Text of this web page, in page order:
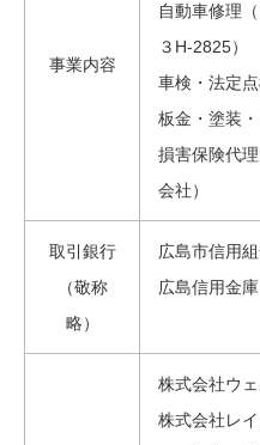
事業内容
自動車修理
３H-2825）
車検・法定
板金・塗装
損害保険代
会社）
取引銀行
（敬称
略）
広島市信用
広島信用金庫
株式会社ウ
株式会社レ